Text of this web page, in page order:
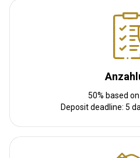
50% based
Deposit deadline: 5